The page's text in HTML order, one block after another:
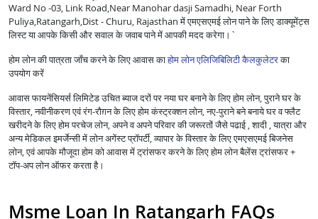
Ward No -03, Link Road,Near Manohar dasji Samadhi, Near Forth
Puliya,Ratangarh,Dist - Churu, Rajasthan में एमएसएमई लोन पाने के लिए डाक्यूमेंट्स
लिस्ट या आपके किसी और सवाल के जवाब पाने में आपकी मदद करेगा।`
होम लोन की पात्रता जाँच करने के लिए आवास काहोम लोन एलिजिबिलिटी कैलकुलेटरका
उपयोग करें
आवास फायनेंसियर्स लिमिटेड उचित ब्याज दरों पर नया घर बनाने के लिए होम लोन, पुराने घर के
विस्तार, नवीनीकरण एवं रंग-रौग़न के लिए होम कंस्ट्रक्शन लोन, नए-पुराने बने बनाये घर व फ्लैट
खरीदने के लिए होम परचेज लोन, अपने व अपने परिवार की जरूरतों जैसे पढाई , शादी , यात्रा और
अन्य मेडिकल इमर्जेन्सी में लोन अगेंस्ट प्रॉपर्टी, व्यापार के विस्तार के लिए एमएसएमई बिजनेस
लोन, एवं आपके मौजूदा होम को आवास में ट्रांसफर करने के लिए होम लोन बैलेंस ट्रांसफर +
टॉप-अप लोन ऑफर करता है।
Msme Loan In Ratangarh FAQs